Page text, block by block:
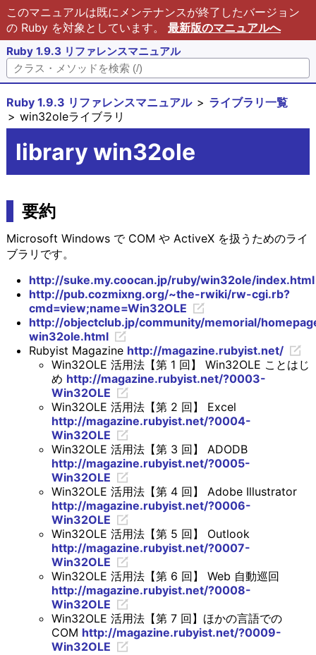
このマニュアルは既にメンテナンスが終了したバージョン
の Ruby を対象としています。 最新版のマニュアルへ
Ruby 1.9.3 リファレンスマニュアル
Ruby 1.9.3 リファレンスマニュアル
ライブラリ一覧
win32oleライブラリ
library win32ole
要約
Microsoft Windows で COM や ActiveX を扱うためのライ
ブラリです。
http://suke.my.coocan.jp/ruby/win32ole/index.html
http://pub.cozmixng.org/~the-rwiki/rw-cgi.rb?
cmd=view;name=Win32OLE
http://objectclub.jp/community/memorial/
win32ole.html
Rubyist Magazine http://magazine.rubyist.net/
Win32OLE 活用法【第 1 回】 Win32OLE ことはじ
め http://magazine.rubyist.net/?0003-
Win32OLE
Win32OLE 活用法【第 2 回】 Excel
http://magazine.rubyist.net/?0004-
Win32OLE
Win32OLE 活用法【第 3 回】 ADODB
http://magazine.rubyist.net/?0005-
Win32OLE
Win32OLE 活用法【第 4 回】 Adobe Illustrator
http://magazine.rubyist.net/?0006-
Win32OLE
Win32OLE 活用法【第 5 回】 Outlook
http://magazine.rubyist.net/?0007-
Win32OLE
Win32OLE 活用法【第 6 回】 Web 自動巡回
http://magazine.rubyist.net/?0008-
Win32OLE
Win32OLE 活用法【第 7 回】ほかの言語での
COM http://magazine.rubyist.net/?0009-
Win32OLE